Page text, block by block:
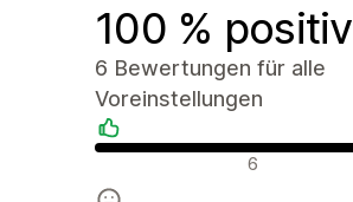
100 % positiv
6 Bewertungen für alle
Voreinstellungen
Positive Bewertungen
6